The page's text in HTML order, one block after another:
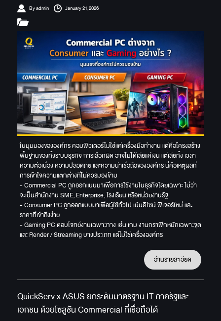
By admin January 21,2026
ในมุมมองขององค์กร คอมพิวเตอร์ไม่ใช่แค่เครื่องมือทำงาน แต่คือโครงสร้าง
พื้นฐานของทั้งระบบธุรกิจ การเลือกผิด อาจไม่ได้เสียแค่เงิน แต่เสียทั้ง เวลา
ความต่อเนื่อง ความปลอดภัย และความน่าเชื่อถือขององค์กร นี่คือเหตุผลที่
การเข้าใจความแตกต่างที่ไม่ควรมองข้าม
- Commercial PC ถูกออกแบบมาเพื่อการใช้งานในธุรกิจโดยเฉพาะ ไม่ว่า
จะเป็นสำนักงาน SME, Enterprise, โรงเรียน หรือหน่วยงานรัฐ
- Consumer PC ถูกออกแบบมาเพื่อผู้ใช้ทั่วไป เน้นดีไซน์ ฟีเจอร์ใหม่ และ
ราคาที่เข้าถึงง่าย
- Gaming PC ตอบโจทย์งานเฉพาะทาง เช่น เกม งานกราฟิกหนักเฉพาะจุด
และ Render / Streaming บางประเภท แต่ไม่ใช่เครื่ององค์กร
อ่านรายละเอียด
QuickServ x ASUS ยกระดับมาตรฐาน IT ภาครัฐและ
เอกชน ด้วยโซลูชัน Commercial ที่เชื่อถือได้